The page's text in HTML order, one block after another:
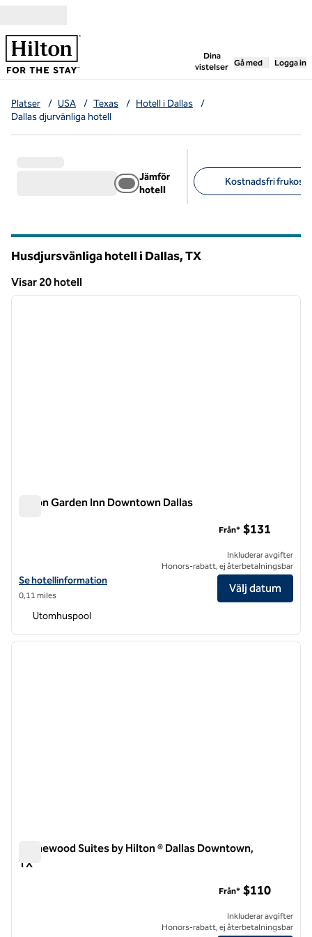
Dina
vistelser
,öppnar ny flik
Gå med Logga in
Platser / USA / Texas / Hotell i Dallas
/
Dallas djurvänliga hotell
Jämför
hotell
Kostnadsfri frukost
Husdjursvänliga hotell i Dallas,TX
Visar 20 hotell
Visar 20 hotell
1 av 12
nästa
Hilton Garden Inn Downtown Dallas
Visa hotelluppgifter för Hilton Garden Inn Downtown Dallas
Se hotellinformation
0,11 miles
Från* $131
Inkluderar avgifter
Honors-rabatt, ej återbetalningsbar
Välj datum
Utomhuspool
1 av 12
nästa
Homewood Suites by Hilton ® Dallas Downtown,
TX
Från* $110
Inkluderar avgifter
Honors-rabatt, ej återbetalningsbar